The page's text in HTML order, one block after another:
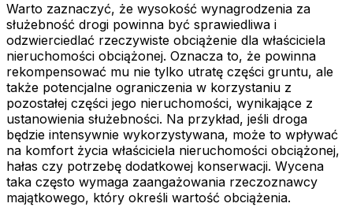
Warto zaznaczyć, że wysokość wynagrodzenia za
służebność drogi powinna być sprawiedliwa i
odzwierciedlać rzeczywiste obciążenie dla właściciela
nieruchomości obciążonej. Oznacza to, że powinna
rekompensować mu nie tylko utratę części gruntu, ale
także potencjalne ograniczenia w korzystaniu z
pozostałej części jego nieruchomości, wynikające z
ustanowienia służebności. Na przykład, jeśli droga
będzie intensywnie wykorzystywana, może to wpływać
na komfort życia właściciela nieruchomości obciążonej,
hałas czy potrzebę dodatkowej konserwacji. Wycena
taka często wymaga zaangażowania rzeczoznawcy
majątkowego, który określi wartość obciążenia.